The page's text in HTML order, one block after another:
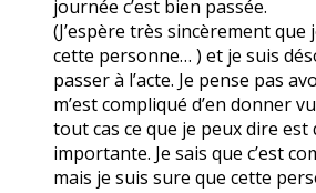
journée c’est bien passée.
(J’espère très sincèrement que
cette personne… ) et je suis
passer à l’acte. Je pense pas
m’est compliqué d’en donner
tout cas ce que je peux dire est
importante. Je sais que c’est
mais je suis sure que cette